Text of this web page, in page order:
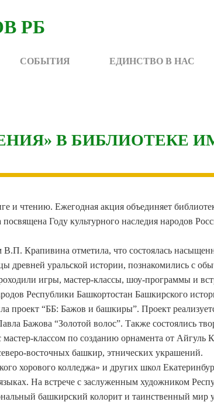
СОБЫТИЯ ЕДИНСТВО В НАС
В БИБЛИОТЕКЕ
чтению. Ежегодная акция объединяет
Году культурного наследия народов
Крапивина отметила, что состоялась
древней уральской истории, познакомились с
игры, мастер-классы, шоу-программы и
Республики Башкортостан Башкирского
“ББ: Бажов и башкиры”. Проект
Бажова “Золотой волос”. Также состоялись
классом по созданию орнамента от Айгуль
восточных башкир, этнических украшений.
хорового колледжа» и других школ
На встрече с заслуженным художником
башкирский колорит и таинственный мир